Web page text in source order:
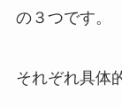
の３つです。
それぞれ具体